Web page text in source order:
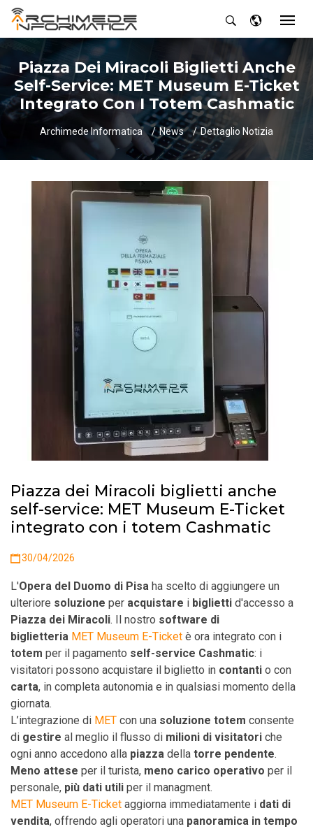
Piazza Dei Miracoli Biglietti Anche
Self-Service: MET Museum E-Ticket
Integrato Con I Totem Cashmatic
Archimede Informatica News Dettaglio Notizia
Piazza dei Miracoli biglietti anche
self-service: MET Museum E-Ticket
integrato con i totem Cashmatic
30/04/2026
L'Opera del Duomo di Pisa ha scelto di aggiungere un
ulteriore soluzione per acquistare i biglietti d'accesso a
Piazza dei Miracoli. Il nostro software di
biglietteria MET Museum E-Ticket è ora integrato con i
totem per il pagamento self-service Cashmatic: i
visitatori possono acquistare il biglietto in contanti o con
carta, in completa autonomia e in qualsiasi momento della
giornata.
L’integrazione di MET con una soluzione totem consente
di gestire al meglio il flusso di milioni di visitatori che
ogni anno accedono alla piazza della torre pendente.
Meno attese per il turista, meno carico operativo per il
personale, più dati utili per il managment.
MET Museum E-Ticket aggiorna immediatamente i dati di
vendita, offrendo agli operatori una panoramica in tempo